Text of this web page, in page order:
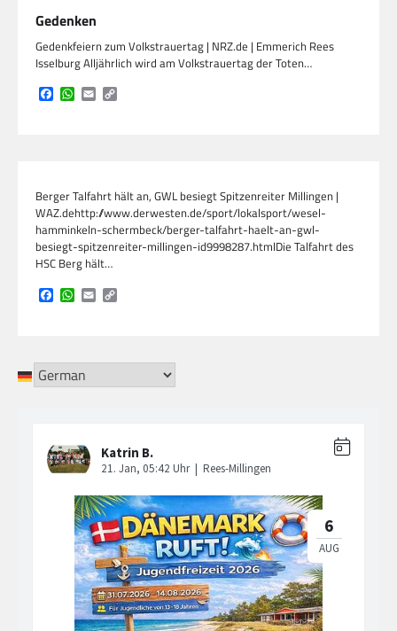
Gedenken
Gedenkfeiern zum Volkstrauertag | NRZ.de | Emmerich Rees
Isselburg Alljährlich wird am Volkstrauertag der Toten…
Facebook
WhatsApp
Email
Berger Talfahrt hält an, GWL besiegt Spitzenreiter Millingen |
WAZ.dehttp://www.derwesten.de/sport/lokalsport/wesel-
hamminkeln-schermbeck/berger-talfahrt-haelt-an-gwl-
besiegt-spitzenreiter-millingen-id9998287.htmlDie Talfahrt des
HSC Berg hält…
Facebook
WhatsApp
Email